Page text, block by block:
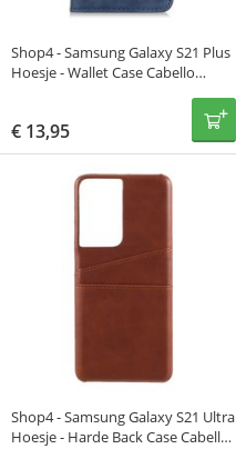
Shop4 - Samsung Galaxy S21 Plus
Hoesje - Wallet Case Cabello
€ 13,95
Shop4 - Samsung Galaxy S21 Ultra
Hoesje - Harde Back Case Cabello